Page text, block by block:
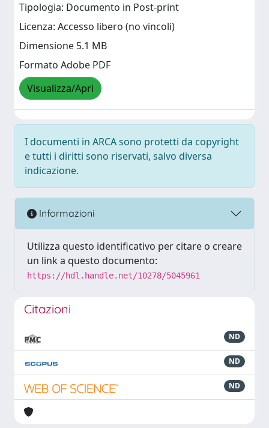
Tipologia: Documento in Post-print
Licenza: Accesso libero (no vincoli)
Dimensione 5.1 MB
Formato Adobe PDF
Visualizza/Apri
I documenti in ARCA sono protetti da copyright
e tutti i diritti sono riservati, salvo diversa
indicazione.
Informazioni
Utilizza questo identificativo per citare o creare
un link a questo documento:
https://hdl.handle.net/10278/5045961
Citazioni
ND
ND
ND